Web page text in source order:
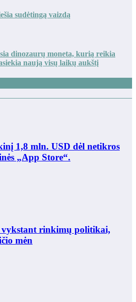
sudėtingą vaizdą
dinozaurų moneta, kurią reikia
naują visų laikų aukštį
1,8 mln. USD dėl netikros
„App Store“.
rinkimų politikai,
mėn